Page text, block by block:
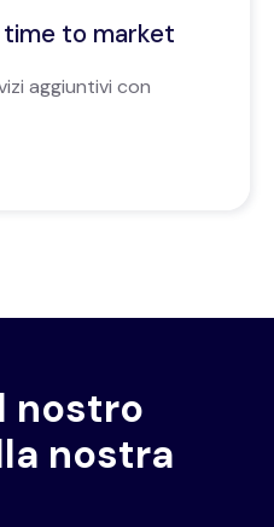
to market
aggiuntivi con
nostro
nostra